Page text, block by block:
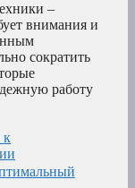
–
внимания и
сократить
работу
к